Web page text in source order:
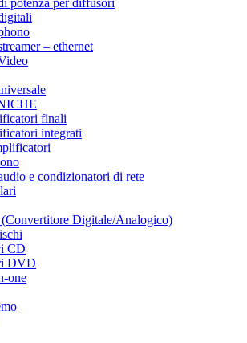
potenza per diffusori
– ethernet
finali
integrati
e condizionatori di rete
Digitale/Analogico)
CD
DVD
one